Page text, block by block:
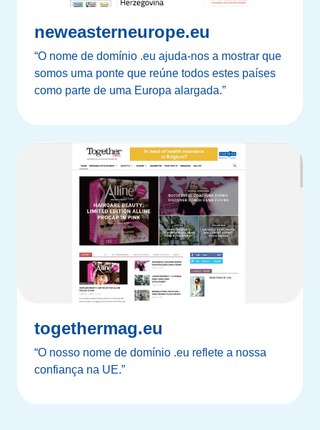
neweasterneurope.eu
“O nome de domínio .eu ajuda-nos a mostrar que
somos uma ponte que reúne todos estes países
como parte de uma Europa alargada.”
togethermag.eu
“O nosso nome de domínio .eu reflete a nossa
confiança na UE.”